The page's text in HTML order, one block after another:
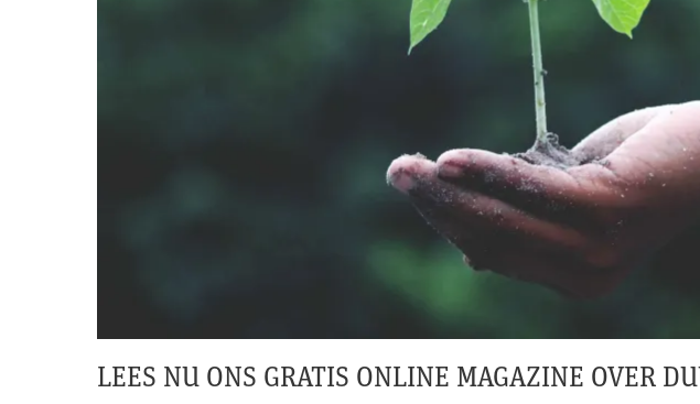
LEES NU ONS GRATIS ONLINE MAGAZINE OVER